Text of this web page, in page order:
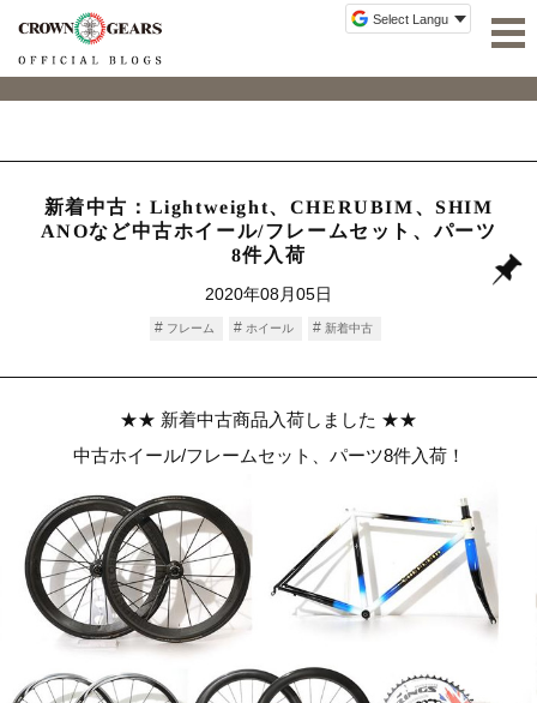
新着中古：Lightweight、CHERUBIM、SHIM
ANOなど中古ホイール/フレームセット、パーツ
8件入荷
2020年08月05日
フレーム ホイール 新着中古
★★ 新着中古商品入荷しました ★★
中古ホイール/フレームセット、パーツ8件入荷！